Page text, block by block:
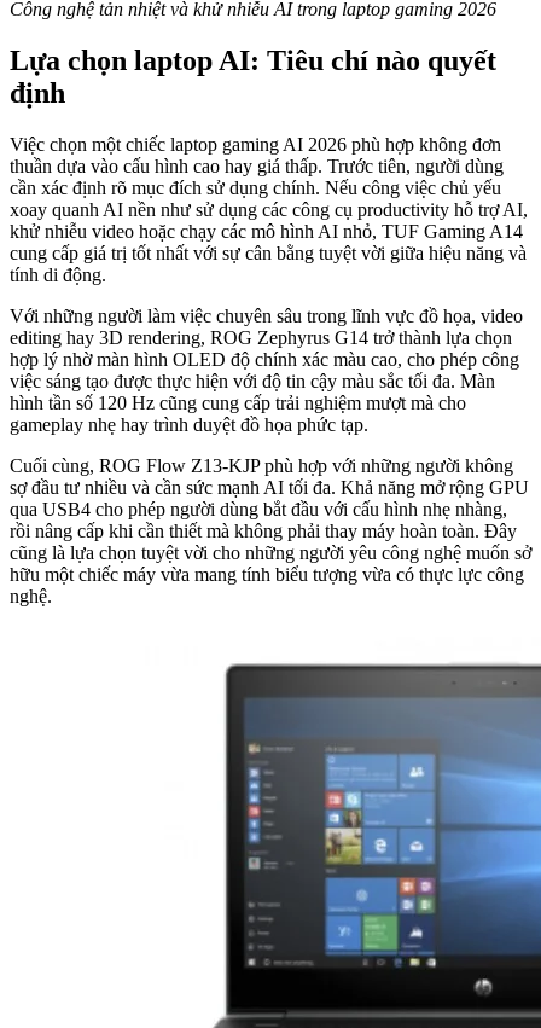
Công nghệ tản nhiệt và khử nhiễu AI trong laptop gaming 2026
Lựa chọn laptop AI: Tiêu chí nào quyết
định
Việc chọn một chiếc laptop gaming AI 2026 phù hợp không đơn
thuần dựa vào cấu hình cao hay giá thấp. Trước tiên, người dùng
cần xác định rõ mục đích sử dụng chính. Nếu công việc chủ yếu
xoay quanh AI nền như sử dụng các công cụ productivity hỗ trợ AI,
khử nhiễu video hoặc chạy các mô hình AI nhỏ, TUF Gaming A14
cung cấp giá trị tốt nhất với sự cân bằng tuyệt vời giữa hiệu năng và
tính di động.
Với những người làm việc chuyên sâu trong lĩnh vực đồ họa, video
editing hay 3D rendering, ROG Zephyrus G14 trở thành lựa chọn
hợp lý nhờ màn hình OLED độ chính xác màu cao, cho phép công
việc sáng tạo được thực hiện với độ tin cậy màu sắc tối đa. Màn
hình tần số 120 Hz cũng cung cấp trải nghiệm mượt mà cho
gameplay nhẹ hay trình duyệt đồ họa phức tạp.
Cuối cùng, ROG Flow Z13-KJP phù hợp với những người không
sợ đầu tư nhiều và cần sức mạnh AI tối đa. Khả năng mở rộng GPU
qua USB4 cho phép người dùng bắt đầu với cấu hình nhẹ nhàng,
rồi nâng cấp khi cần thiết mà không phải thay máy hoàn toàn. Đây
cũng là lựa chọn tuyệt vời cho những người yêu công nghệ muốn sở
hữu một chiếc máy vừa mang tính biểu tượng vừa có thực lực công
nghệ.